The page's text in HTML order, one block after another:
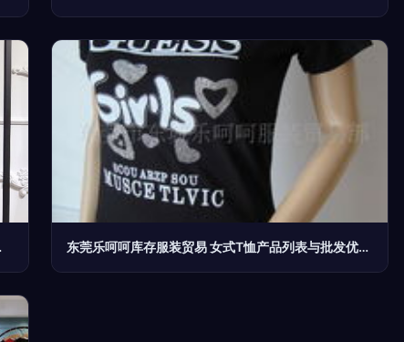
源解析 东莞乐呵呵库存服装贸易 女式T恤产品列表与批发优势详解